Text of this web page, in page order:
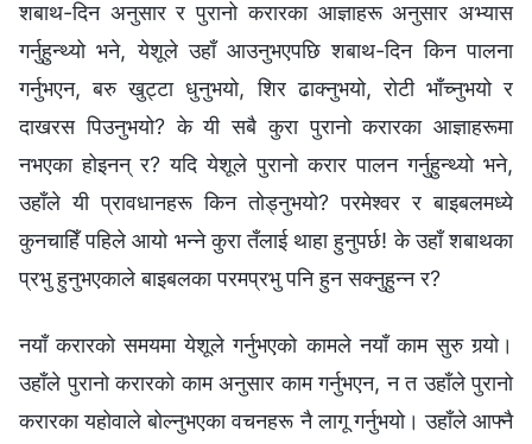
शबाथ-दिन अनुसार र पुरानो करारका आज्ञाहरू अनुसार अभ्यास
गर्नुहुन्थ्यो भने, येशूले उहाँ आउनुभएपछि शबाथ-दिन किन पालना
गर्नुभएन, बरु खुट्टा धुनुभयो, शिर ढाक्नुभयो, रोटी भाँच्नुभयो र
दाखरस पिउनुभयो? के यी सबै कुरा पुरानो करारका आज्ञाहरूमा
नभएका होइनन् र? यदि येशूले पुरानो करार पालन गर्नुहुन्थ्यो भने,
उहाँले यी प्रावधानहरू किन तोड्नुभयो? परमेश्‍वर र बाइबलमध्ये
कुनचाहिँ पहिले आयो भन्ने कुरा तँलाई थाहा हुनुपर्छ! के उहाँ शबाथका
प्रभु हुनुभएकाले बाइबलका परमप्रभु पनि हुन सक्नुहुन्न र?
नयाँ करारको समयमा येशूले गर्नुभएको कामले नयाँ काम सुरु गर्‍यो।
उहाँले पुरानो करारको काम अनुसार काम गर्नुभएन, न त उहाँले पुरानो
करारका यहोवाले बोल्नुभएका वचनहरू नै लागू गर्नुभयो। उहाँले आफ्नै